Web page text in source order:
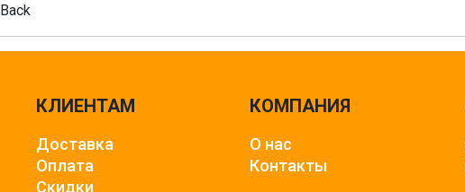
Back
КЛИЕНТАМ
Доставка
Оплата
Скидки
КОМПАНИЯ
О нас
Контакты